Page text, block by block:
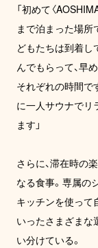
「初めて〈
まで泊まった場
どもたちは到着し
んでもらって、早
それぞれの時間で
に一人サウナでリ
ます」
さらに、滞在時の
なる食事。専属の
キッチンを使って
いったさまざまな
い分けている。